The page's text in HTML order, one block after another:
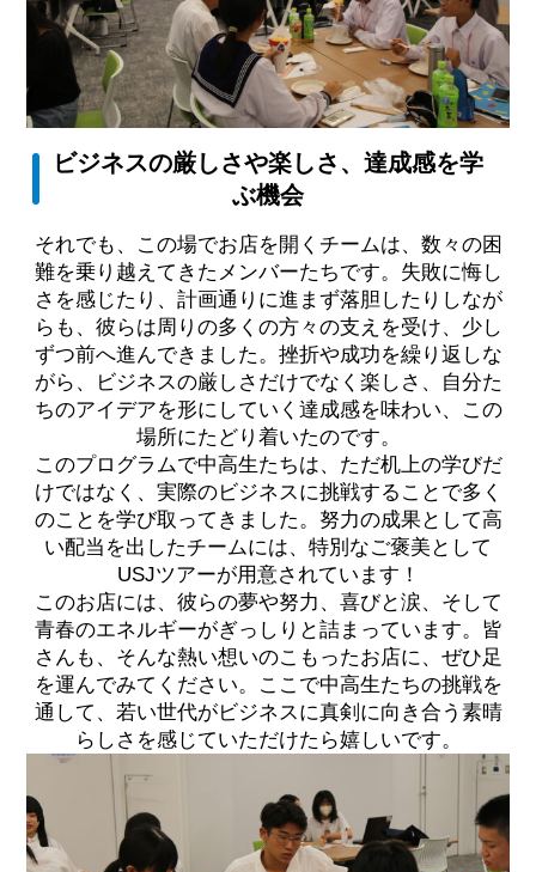
ビジネスの厳しさや楽しさ、達成感を学
ぶ機会
それでも、この場でお店を開くチームは、数々の困
難を乗り越えてきたメンバーたちです。失敗に悔し
さを感じたり、計画通りに進まず落胆したりしなが
らも、彼らは周りの多くの方々の支えを受け、少し
ずつ前へ進んできました。挫折や成功を繰り返しな
がら、ビジネスの厳しさだけでなく楽しさ、自分た
ちのアイデアを形にしていく達成感を味わい、この
場所にたどり着いたのです。
このプログラムで中高生たちは、ただ机上の学びだ
けではなく、実際のビジネスに挑戦することで多く
のことを学び取ってきました。努力の成果として高
い配当を出したチームには、特別なご褒美として
USJツアーが用意されています！
このお店には、彼らの夢や努力、喜びと涙、そして
青春のエネルギーがぎっしりと詰まっています。皆
さんも、そんな熱い想いのこもったお店に、ぜひ足
を運んでみてください。ここで中高生たちの挑戦を
通して、若い世代がビジネスに真剣に向き合う素晴
らしさを感じていただけたら嬉しいです。